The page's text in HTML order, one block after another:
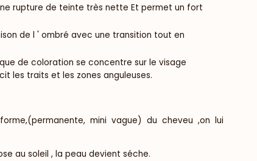
rupture de teinte très nette Et permet un fort
de l ' ombré avec une transition tout en
de coloration se concentre sur le visage
les traits et les zones anguleuses.
mini vague) du cheveu ,on lui
au soleil , la peau devient séche.